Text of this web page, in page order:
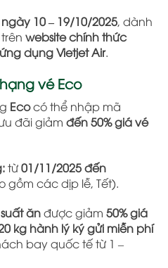
ngày 10 – 19/10/2025, dành
website chính thức
ứng dụng Vietjet Air.
vé Eco
Ecocó thể nhập mã
đãi giảm đến 50% giá vé
từ01/11/2025 đến
gồm các dịp lễ, Tết).
ănđược giảm 50% giá
kg hành lý ký gửi miễn phí
bay quốc tế từ 1 –